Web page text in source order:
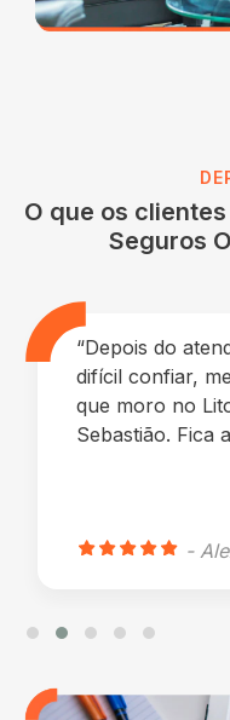
O que os
Seguros
“Depois do
difícil confiar,
que moro no
Sebastião. Fica
-